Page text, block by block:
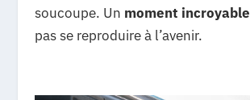
soucoupe. Un moment incroyable
pas se reproduire à l’avenir.